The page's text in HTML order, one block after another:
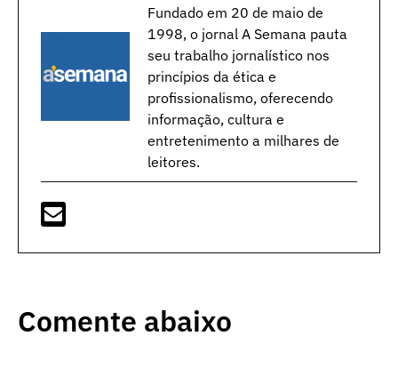
Fundado em 20 de maio de
1998, o jornal A Semana pauta
seu trabalho jornalístico nos
princípios da ética e
profissionalismo, oferecendo
informação, cultura e
entretenimento a milhares de
leitores.
Comente abaixo